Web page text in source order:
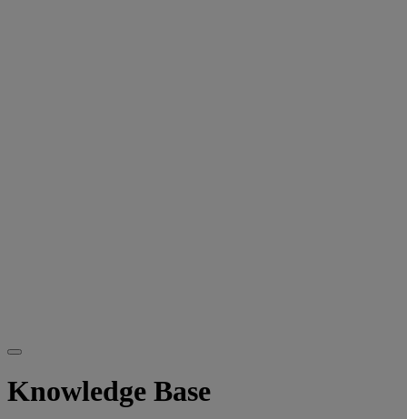
Knowledge Base